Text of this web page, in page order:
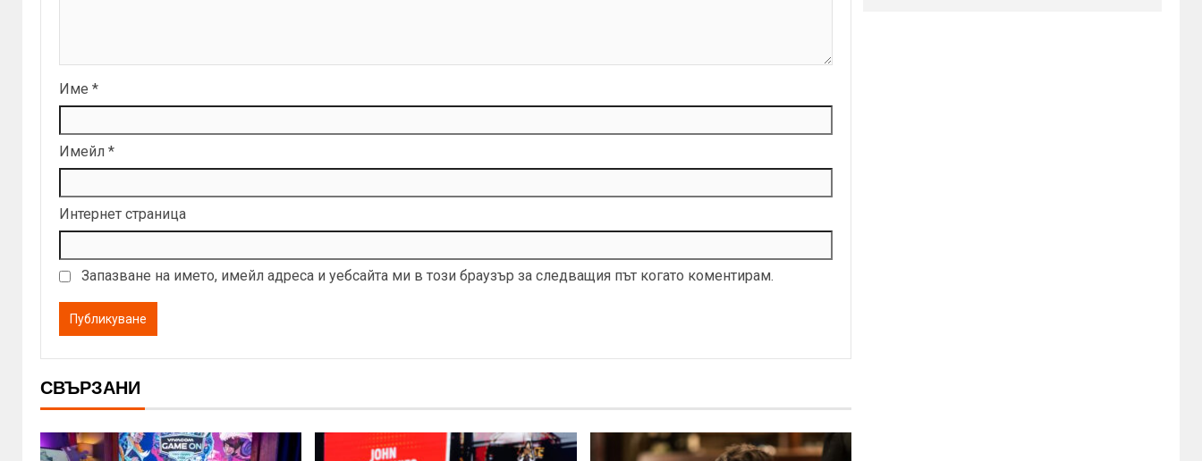
Име *
Имейл *
Интернет страница
Запазване на името, имейл адреса и уебсайта ми в този браузър за следващия път когато коментирам.
СВЪРЗАНИ